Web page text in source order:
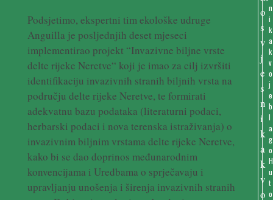
Podsjetimo, ekspertni tim ekološke udruge
Anguilla je posljednjih deset mjeseci
implementirao projekt “Invazivne biljne vrste
delte rijeke Neretve“ koji je imao za cilj izvršiti
identifikaciju invazivnih stranih biljnih vrsta na
području delte rijeke Neretve, te formirati
adekvatnu bazu podataka (literaturni podaci,
herbarski podaci i nova terenska istraživanja) o
invazivnim biljnim vrstama delte rijeke Neretve,
kako bi se dao doprinos međunarodnim
konvencijama i Uredbama o sprječavaju i
upravljanju unošenja i širenja invazivnih stranih
n
i
k
a
k
v
o
j
e
b
l
a
g
o
H
u
t
o